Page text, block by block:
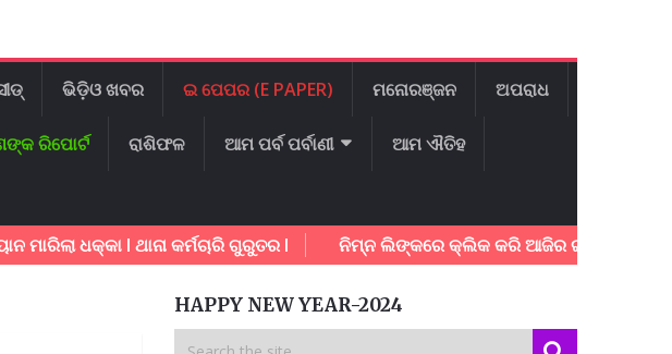
ଭିଡ଼ିଓ ଖବର ଇ ପେପର (E PAPER) ମନୋରଞ୍ଜନ ଅପରାଧ
ରିପୋର୍ଟ ରାଶିଫଳ ଆମ ପର୍ବ ପର୍ବାଣୀ ଆମ ଐତିହ
ଧକ୍କା l ଥାନା କର୍ମଚାରି ଗୁରୁତର l ନିମ୍ନ ଲିଙ୍କରେ କ୍ଲିକ କରି ଆଜିର ଇ – ପେପର ଡାଉନ
HAPPY NEW YEAR-2024